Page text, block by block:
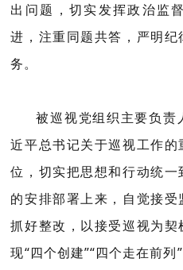
出问题，切实发挥政治监
进，注重同题共答，严明
务。
被巡视党组织主要负责
近平总书记关于巡视工作
位，切实把思想和行动统
的安排部署上来，自觉接
抓好整改，以接受巡视为
现“四个创建”“四个走在前